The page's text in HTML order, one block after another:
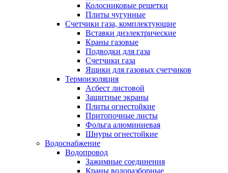
Колосниковые решетки
Плиты чугунные
Счетчики газа, комплектующие
Вставки диэлектрические
Краны газовые
Подводки для газа
Счетчики газа
Ящики для газовых счетчиков
Термоизоляция
Асбест листовой
Защитные экраны
Плиты огнестойкие
Притопочные листы
Фольга алюминиевая
Шнуры огнестойкие
Водоснабжение
Водопровод
Зажимные соединения
Краны водоразборные